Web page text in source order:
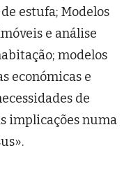
estufa; Modelos
e análise
modelos
económicas e
de
implicações numa